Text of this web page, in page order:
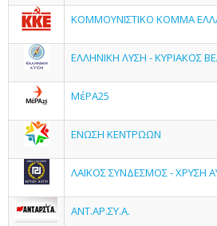
ΚΟΜΜΟΥΝΙΣΤΙΚΟ ΚΟΜΜΑ
ΕΛΛΗΝΙΚΗ ΛΥΣΗ - ΚΥΡΙΑΚΟΣ
ΜέΡΑ25
ΕΝΩΣΗ ΚΕΝΤΡΩΩΝ
ΛΑΪΚΟΣ ΣΥΝΔΕΣΜΟΣ - ΧΡΥΣΗ
ΑΝΤ.ΑΡ.ΣΥ.Α.